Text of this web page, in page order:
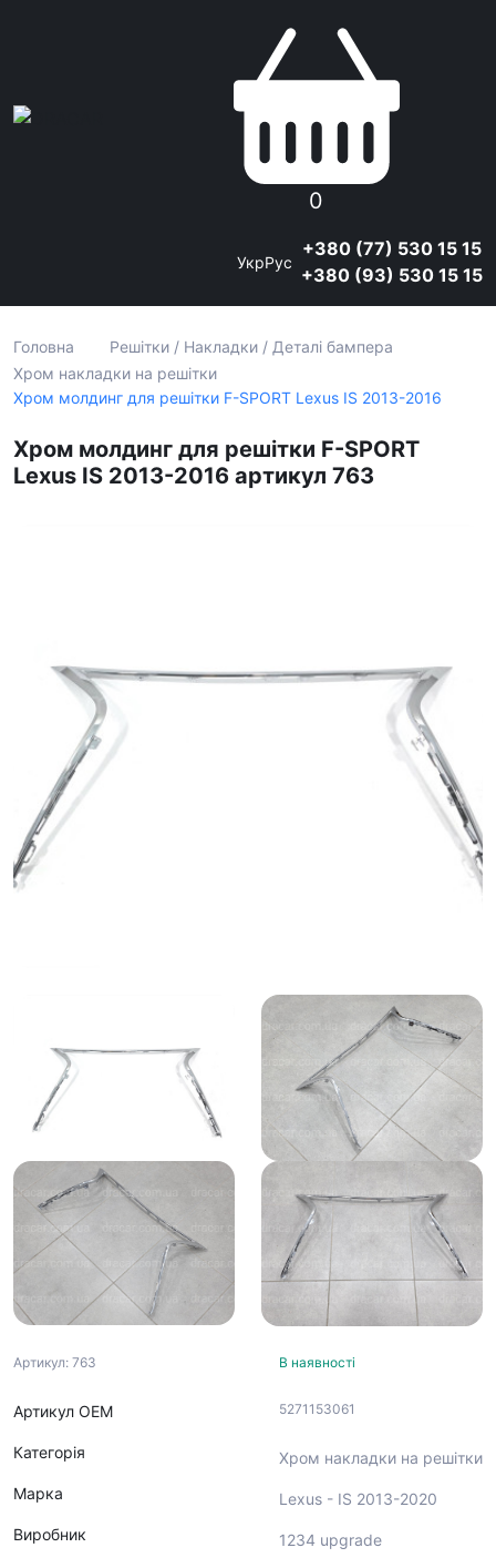
0
УкрРус
+380 (77) 530 15 15
+380 (93) 530 15 15
Головна
Решітки / Накладки / Деталі бампера
Хром накладки на решітки
Хром молдинг для решітки F-SPORT Lexus IS 2013-2016
Хром молдинг для решітки F-SPORT
Lexus IS 2013-2016 артикул 763
Артикул: 763
Артикул ОЕМ
Категорія
Марка
Виробник
В наявності
5271153061
Хром накладки на решітки
Lexus - IS 2013-2020
1234 upgrade